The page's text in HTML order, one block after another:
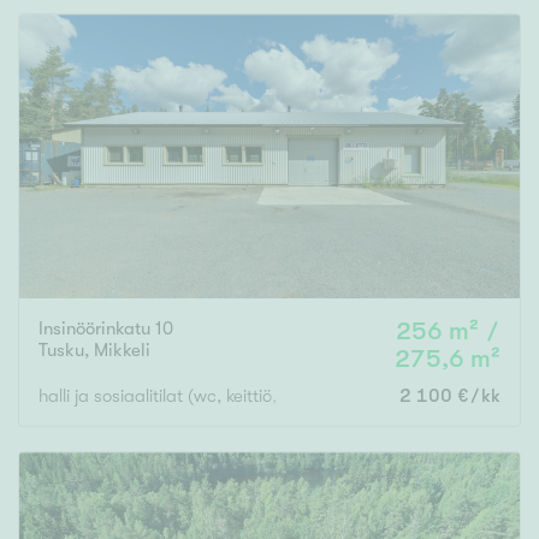
m²
Rakennusvuosi
Vain uudiskohteet Ei uudiskohteita
Arvokohteet
Kunto
Insinöörinkatu 10
Tusku, Mikkeli
256 m² /
275,6 m²
halli ja sosiaalitilat (wc, keittiö, toimisto, pukuhuone)2 100 €/kk